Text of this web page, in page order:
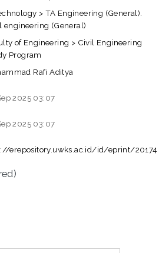
> TA Engineering (General).
engineering (General)
of Engineering > Civil Engineering
Program
Rafi Aditya
2025 03:07
2025 03:07
erepository.uwks.ac.id/id/eprint/20174